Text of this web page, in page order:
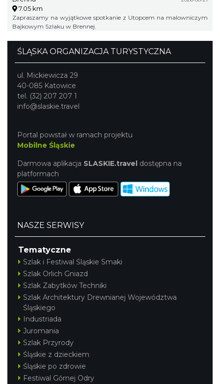
7.05 km
Zapraszamy na wyjątkowe spotkanie z Utopcem na malowniczym
Bajkowym Szlaku w Brennej.
ŚLĄSKA ORGANIZACJA TURYSTYCZNA
ul. Mickiewicza 29
40-085 Katowice
tel. (32) 207 207 1
info@slaskie.travel
Portal powstał w ramach projektu
Mobilne Śląskie
Darmowa aplikacja SLASKIE.travel dostępna na
platformach
NASZE SERWISY
Tematyczne
Szlak i Festiwal Śląskie Smaki
Szlak Orlich Gniazd
Szlak Zabytków Techniki
Szlak Architektury Drewnianej Województwa
Śląskiego
Industriada
Juromania
Szlak Przyrody
Śląskie z dzieckiem
Śląskie po zdrowie
Festiwal Górnej Odry